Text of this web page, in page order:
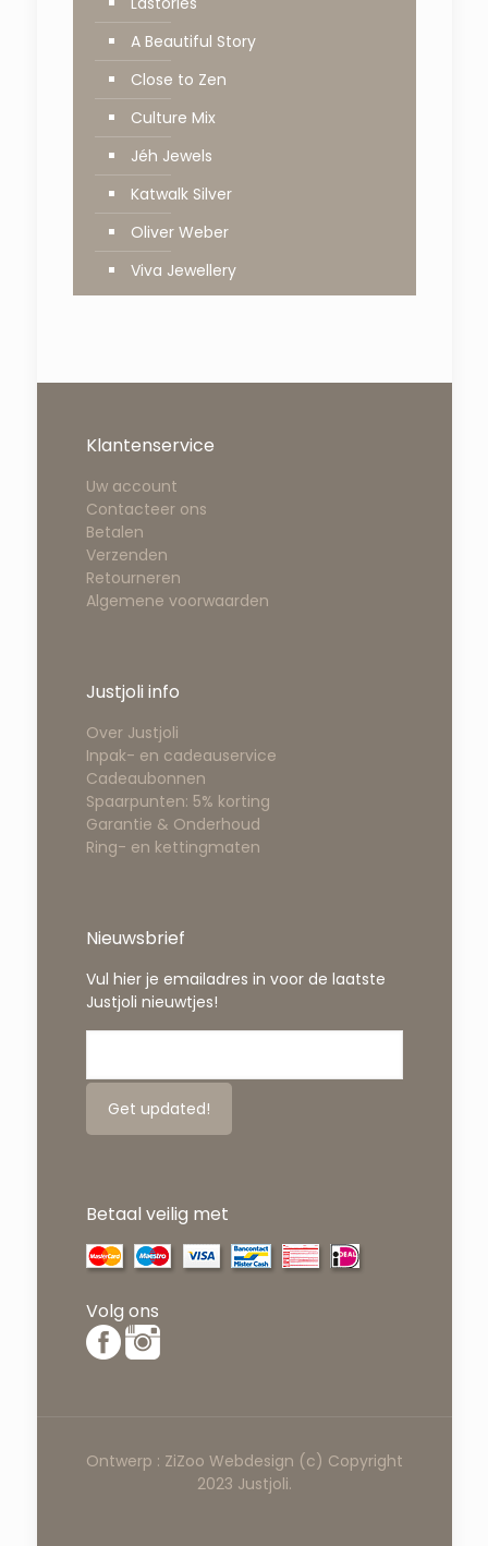
A Beautiful Story
Close to Zen
Culture Mix
Jéh Jewels
Katwalk Silver
Oliver Weber
Viva Jewellery
Klantenservice
Uw account
Contacteer ons
Betalen
Verzenden
Retourneren
Algemene voorwaarden
Justjoli info
Over Justjoli
Inpak- en cadeauservice
Cadeaubonnen
Spaarpunten: 5% korting
Garantie & Onderhoud
Ring- en kettingmaten
Nieuwsbrief
Vul hier je emailadres in voor de laatste
Justjoli nieuwtjes!
Betaal veilig met
Volg ons
Ontwerp : ZiZoo Webdesign (c) Copyright
2023 Justjoli.